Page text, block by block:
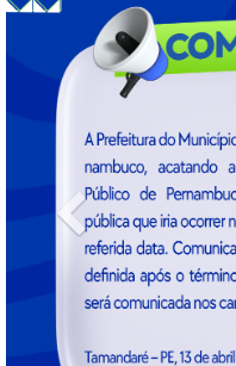
Previous